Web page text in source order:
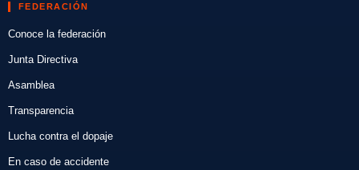
FEDERACIÓN
Conoce la federación
Junta Directiva
Asamblea
Transparencia
Lucha contra el dopaje
En caso de accidente